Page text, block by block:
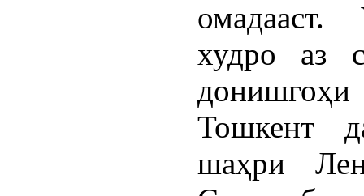
худро аз
Тошкент
шаҳри